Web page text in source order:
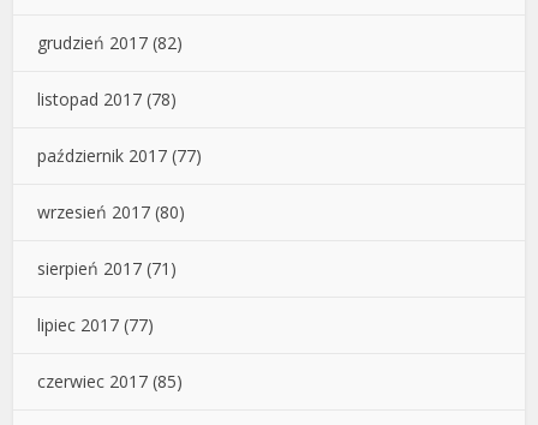
grudzień 2017 (82)
listopad 2017 (78)
październik 2017 (77)
wrzesień 2017 (80)
sierpień 2017 (71)
lipiec 2017 (77)
czerwiec 2017 (85)